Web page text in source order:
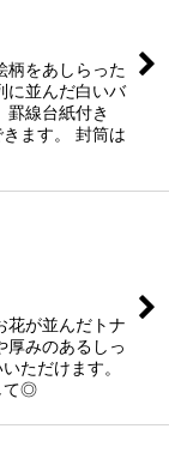
柄をあしらった
に並んだ白いバ
罫線台紙付き
ます。 封筒は
花が並んだトナ
厚みのあるしっ
ただけます。
て◎